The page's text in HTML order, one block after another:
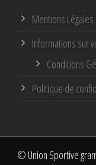
Mentions Légales
Informations sur
Conditions
Politique de
© Union Sportive